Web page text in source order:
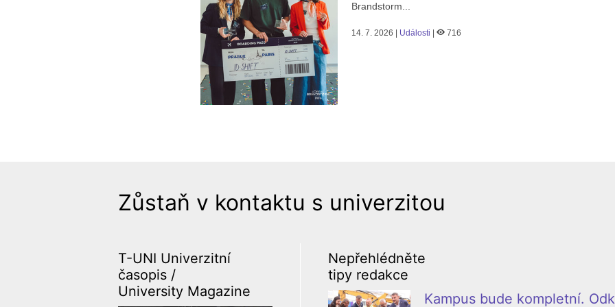
Brandstorm...
14. 7. 2026 | Události | 716
Zůstaň v kontaktu s univerzitou
T-UNI Univerzitní
časopis /
University Magazine
Nepřehlédněte
tipy redakce
Kampus bude kompletní.